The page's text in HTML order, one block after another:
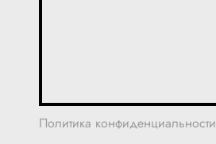
Политика конфиденциальности